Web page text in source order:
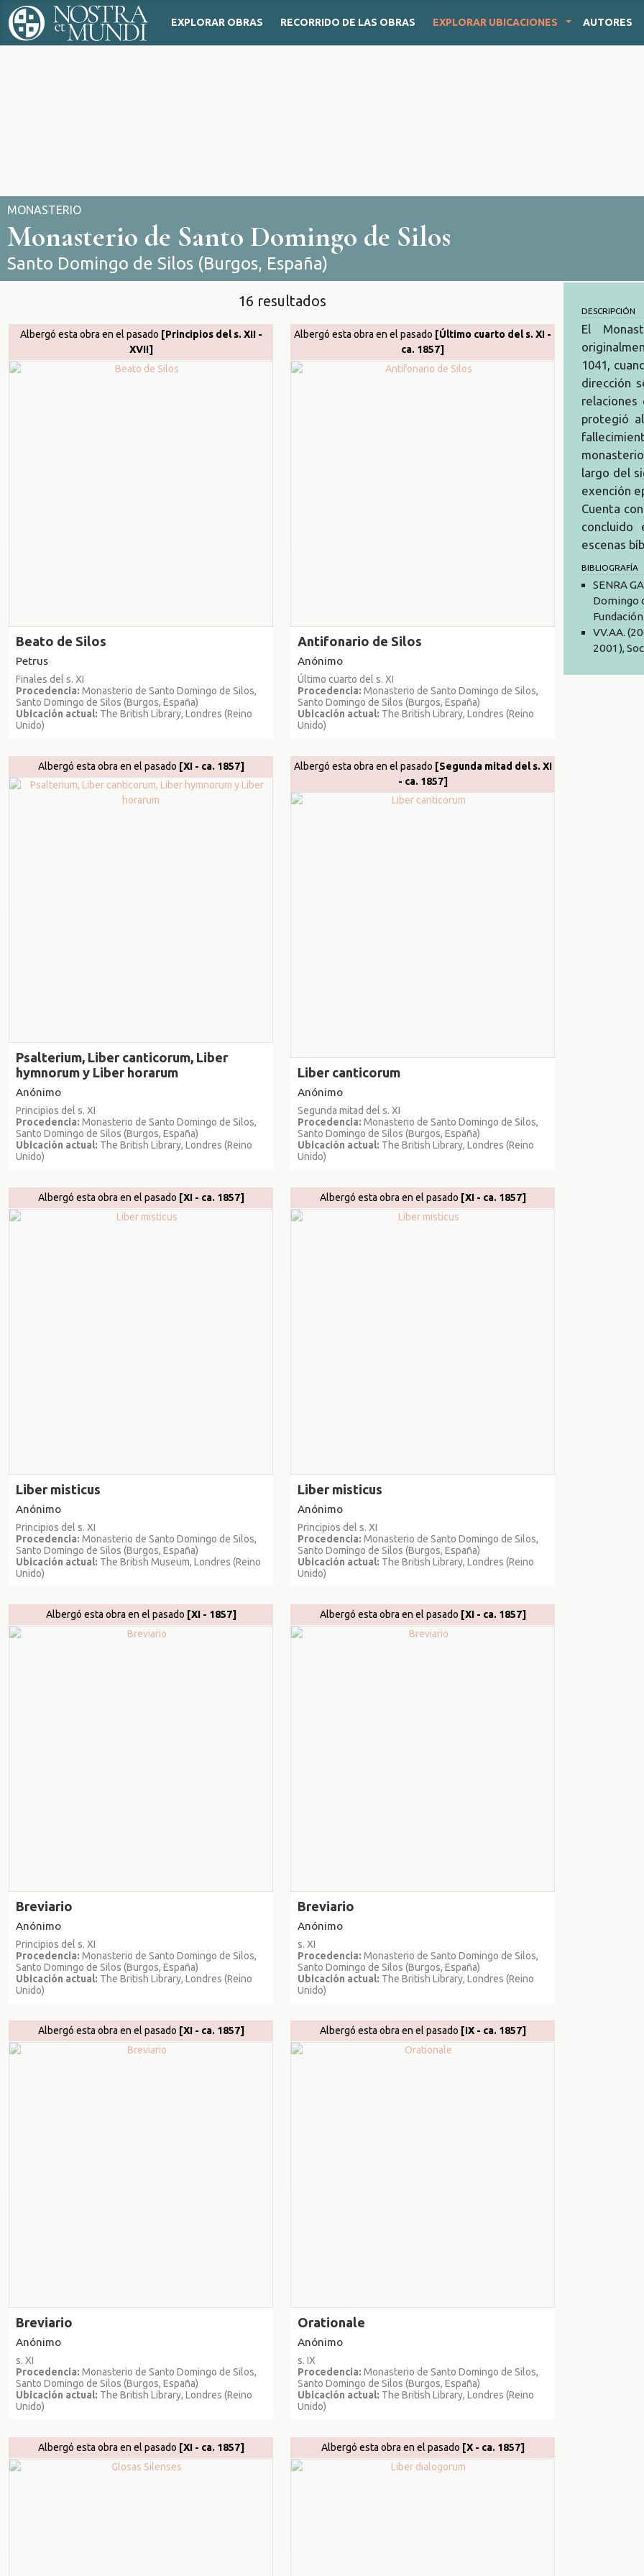
EXPLORAR OBRAS RECORRIDO DE LAS OBRAS EXPLORAR UBICACIONES AUTORES
MONASTERIO
Monasterio de Santo Domingo de Silos
Santo Domingo de Silos (Burgos, España)
DESCRIPCIÓN
El
1041,
dirección
relaciones
protegió
largo del
exención
Cuenta
concluido
escenas
BIBLIOGRAFÍA
SENRA
Domingo
VV.AA.
2001),
16 resultados
Albergó esta obra en el pasado [Principios del s. XII -
XVII]
Beato de Silos
Petrus
Finales del s. XI
Procedencia: Monasterio de Santo Domingo de Silos,
Santo Domingo de Silos (Burgos, España)
Ubicación actual: The British Library, Londres (Reino
Unido)
Albergó esta obra en el pasado [Último cuarto del s. XI -
ca. 1857]
Antifonario de Silos
Anónimo
Último cuarto del s. XI
Procedencia: Monasterio de Santo Domingo de Silos,
Santo Domingo de Silos (Burgos, España)
Ubicación actual: The British Library, Londres (Reino
Unido)
Albergó esta obra en el pasado [XI - ca. 1857]
Psalterium, Liber canticorum, Liber
hymnorum y Liber horarum
Anónimo
Principios del s. XI
Procedencia: Monasterio de Santo Domingo de Silos,
Santo Domingo de Silos (Burgos, España)
Ubicación actual: The British Library, Londres (Reino
Unido)
Albergó esta obra en el pasado [Segunda mitad del s. XI
- ca. 1857]
Liber canticorum
Anónimo
Segunda mitad del s. XI
Procedencia: Monasterio de Santo Domingo de Silos,
Santo Domingo de Silos (Burgos, España)
Ubicación actual: The British Library, Londres (Reino
Unido)
Albergó esta obra en el pasado [XI - ca. 1857]
Liber misticus
Anónimo
Principios del s. XI
Procedencia: Monasterio de Santo Domingo de Silos,
Santo Domingo de Silos (Burgos, España)
Ubicación actual: The British Museum, Londres (Reino
Unido)
Albergó esta obra en el pasado [XI - ca. 1857]
Liber misticus
Anónimo
Principios del s. XI
Procedencia: Monasterio de Santo Domingo de Silos,
Santo Domingo de Silos (Burgos, España)
Ubicación actual: The British Library, Londres (Reino
Unido)
Albergó esta obra en el pasado [XI - 1857]
Breviario
Anónimo
Principios del s. XI
Procedencia: Monasterio de Santo Domingo de Silos,
Santo Domingo de Silos (Burgos, España)
Ubicación actual: The British Library, Londres (Reino
Unido)
Albergó esta obra en el pasado [XI - ca. 1857]
Breviario
Anónimo
s. XI
Procedencia: Monasterio de Santo Domingo de Silos,
Santo Domingo de Silos (Burgos, España)
Ubicación actual: The British Library, Londres (Reino
Unido)
Albergó esta obra en el pasado [XI - ca. 1857]
Breviario
Anónimo
s. XI
Procedencia: Monasterio de Santo Domingo de Silos,
Santo Domingo de Silos (Burgos, España)
Ubicación actual: The British Library, Londres (Reino
Unido)
Albergó esta obra en el pasado [IX - ca. 1857]
Orationale
Anónimo
s. IX
Procedencia: Monasterio de Santo Domingo de Silos,
Santo Domingo de Silos (Burgos, España)
Ubicación actual: The British Library, Londres (Reino
Unido)
Albergó esta obra en el pasado [XI - ca. 1857] Albergó esta obra en el pasado [X - ca. 1857]